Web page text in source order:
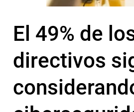
El 49% de
directivos